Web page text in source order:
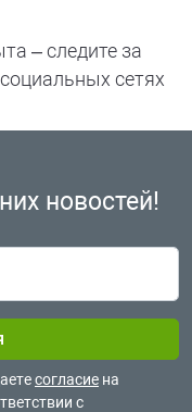
– следите за
сетях
новостей!
согласие на
с